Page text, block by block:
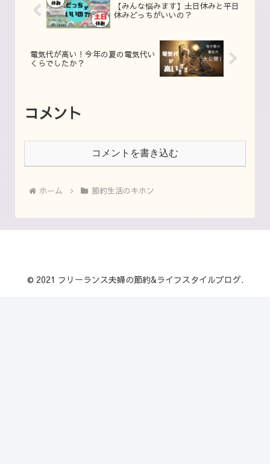
【みんな悩みます】土日休みと平日
休みどっちがいいの？
電気代が高い！今年の夏の電気代い
くらでしたか？
コメント
コメントを書き込む
ホーム 節約生活のキホン
© 2021 フリーランス夫婦の節約&ライフスタイルブログ.